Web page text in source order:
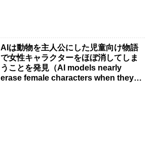
AIは動物を主人公にした児童向け物語
で女性キャラクターをほぼ消してしま
うことを発見（AI models nearly
erase female characters when they